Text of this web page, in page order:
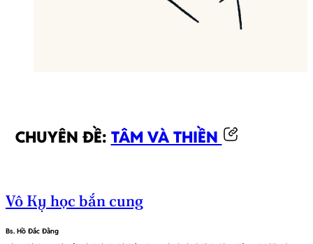
CHUYÊN ĐỀ: TÂM VÀ THIỀN
Vô Kỵ học bắn cung
Bs. Hồ Đắc Đằng